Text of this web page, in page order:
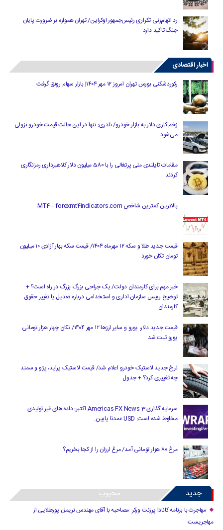
رد اتهام‌زنی تکراری رئیس‌جمهور اوکراین/ تهران همواره بر ضرورت پایان
جنگ تاکید دارد
اخبار اقتصادی
رکوردشکنی بورس تهران امروز ۱۲ مهر ۱۴۰۴| بازار سهام رونق گرفت
زخم کاری دلار به بازار خودرو/ نادری: تنها در این حالت قیمت خودرو نزولی
می‌شود
مقامات تایلندی ملی پرتغالی را با 580 میلیون دلار کلاهبرداری رمزنگاری
کردند
بالاترین کمترین شاخص MT4 – forexmt4indicators.com
قیمت جدید طلا و سکه ۱۲ مهرماه ۱۴۰۴/ قیمت سکه بهار آزادی ۱۰ میلیون
تومان تکان خورد
خبر مهم برای کارمندان دولت/ یک جراحی بزرگ بزرگ در راه است؟ +
توضیح رییس سازمان اداری و استخدامی درباره تعدیل یا تغییر حقوق
کارمندان
قیمت جدید دلار، یورو و سایر ارزها ۱۲ مهر ۱۴۰۴/ تکان چهار هزار تومانی
یورو ثبت شد
نرخ جدید لاستیک خودرو اعلام شد/ قیمت لاستیک پراید، پژو و سمند
چه تغییری کرد؟ + جدول
سرمایه گذاری Americas FX News 3 اکتبر: داده های غیر تولیدی
مخلوط شده است. USD عمدتا پایین.
مرغ ۸۰ هزار تومانی آمد/ مرغ ارزان را از کجا بخریم؟
جدید محبوب
مهاجرت با برنامه کانادا پرزنت ورکر: مصاحبه با آقای مهندس نریمان پورطلایی از
مهاجریست